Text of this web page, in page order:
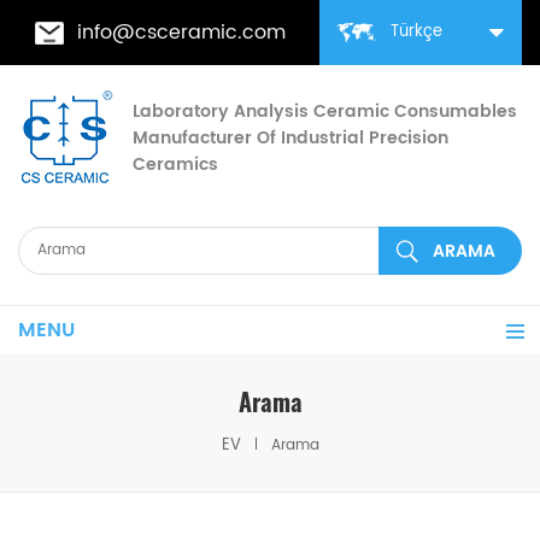
Türkçe
info@csceramic.com
Laboratory Analysis Ceramic Consumables
Manufacturer Of Industrial Precision
Ceramics
MENU
Arama
EV Arama